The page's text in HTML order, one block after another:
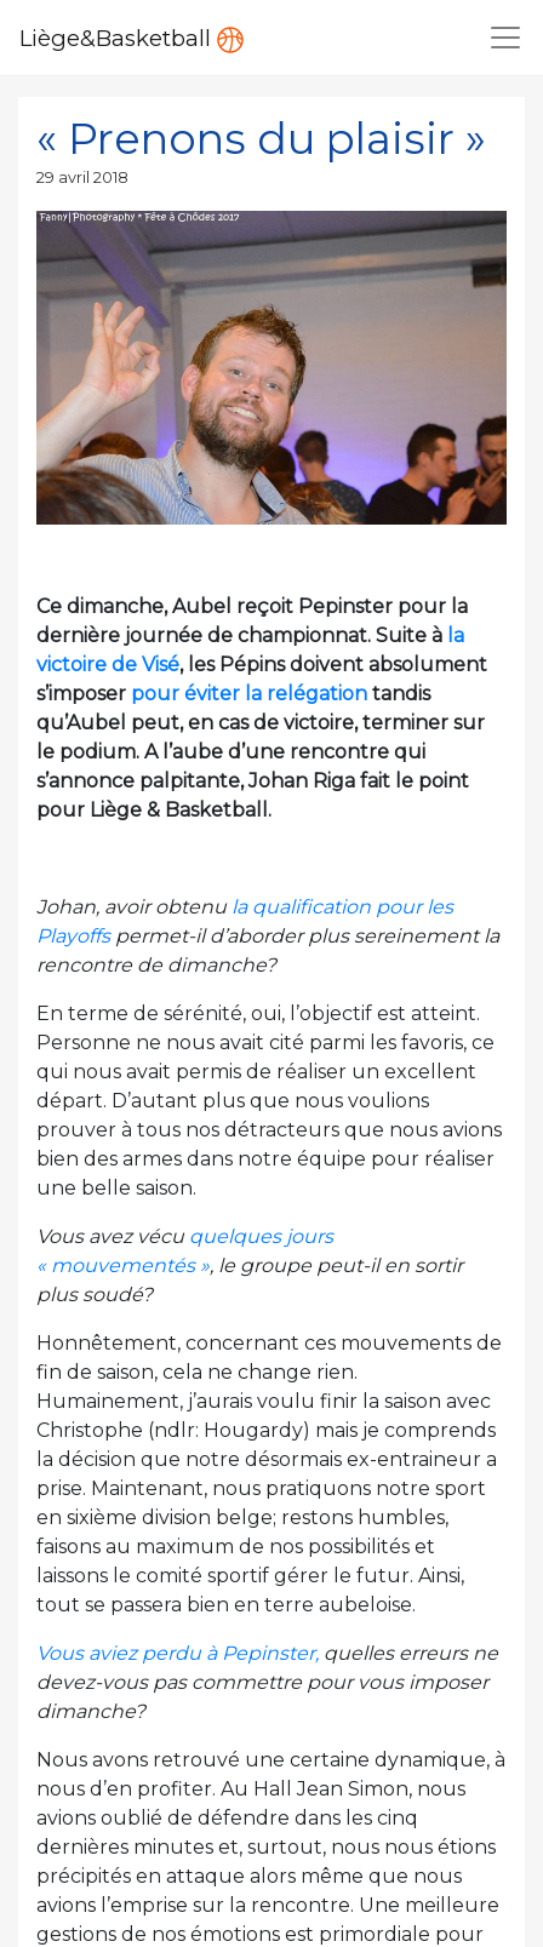
Liège&Basketball
« Prenons du plaisir »
Publié
29 avril 2018
Ce dimanche, Aubel reçoit Pepinster pour la
dernière journée de championnat. Suite à la
victoire de Visé, les Pépins doivent absolument
s’imposer pour éviter la relégation tandis
qu’Aubel peut, en cas de victoire, terminer sur
le podium. A l’aube d’une rencontre qui
s’annonce palpitante, Johan Riga fait le point
pour Liège & Basketball.
Johan, avoir obtenu la qualification pour les
Playoffspermet-il d’aborder plus sereinement la
rencontre de dimanche?
En terme de sérénité, oui, l’objectif est atteint.
Personne ne nous avait cité parmi les favoris, ce
qui nous avait permis de réaliser un excellent
départ. D’autant plus que nous voulions
prouver à tous nos détracteurs que nous avions
bien des armes dans notre équipe pour réaliser
une belle saison.
Vous avez vécu quelques jours
« mouvementés », le groupe peut-il en sortir
plus soudé?
Honnêtement, concernant ces mouvements de
fin de saison, cela ne change rien.
Humainement, j’aurais voulu finir la saison avec
Christophe (ndlr: Hougardy) mais je comprends
la décision que notre désormais ex-entraineur a
prise. Maintenant, nous pratiquons notre sport
en sixième division belge; restons humbles,
faisons au maximum de nos possibilités et
laissons le comité sportif gérer le futur. Ainsi,
tout se passera bien en terre aubeloise.
Vous aviez perdu à Pepinster, quelles erreurs ne
devez-vous pas commettre pour vous imposer
dimanche?
Nous avons retrouvé une certaine dynamique, à
nous d’en profiter. Au Hall Jean Simon, nous
avions oublié de défendre dans les cinq
dernières minutes et, surtout, nous nous étions
précipités en attaque alors même que nous
avions l’emprise sur la rencontre. Une meilleure
gestions de nos émotions est primordiale pour